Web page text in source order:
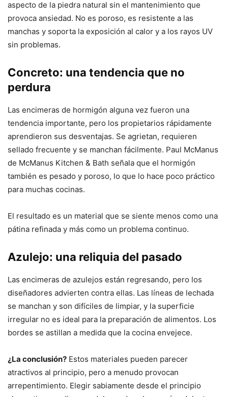
aspecto de la piedra natural sin el mantenimiento que
provoca ansiedad. No es poroso, es resistente a las
manchas y soporta la exposición al calor y a los rayos UV
sin problemas.
Concreto: una tendencia que no
perdura
Las encimeras de hormigón alguna vez fueron una
tendencia importante, pero los propietarios rápidamente
aprendieron sus desventajas. Se agrietan, requieren
sellado frecuente y se manchan fácilmente. Paul McManus
de McManus Kitchen & Bath señala que el hormigón
también es pesado y poroso, lo que lo hace poco práctico
para muchas cocinas.
El resultado es un material que se siente menos como una
pátina refinada y más como un problema continuo.
Azulejo: una reliquia del pasado
Las encimeras de azulejos están regresando, pero los
diseñadores advierten contra ellas. Las líneas de lechada
se manchan y son difíciles de limpiar, y la superficie
irregular no es ideal para la preparación de alimentos. Los
bordes se astillan a medida que la cocina envejece.
¿La conclusión? Estos materiales pueden parecer
atractivos al principio, pero a menudo provocan
arrepentimiento. Elegir sabiamente desde el principio